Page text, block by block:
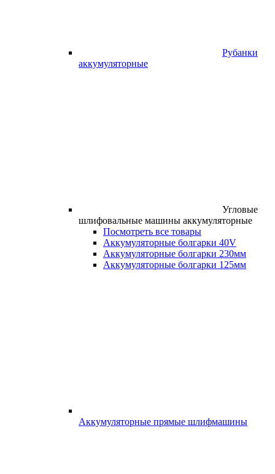
Рубанки
аккумуляторные
Угловые
шлифовальные машины аккумуляторные
Посмотреть все товары
Аккумуляторные болгарки 40V
Аккумуляторные болгарки 230мм
Аккумуляторные болгарки 125мм
Аккумуляторные прямые шлифмашины